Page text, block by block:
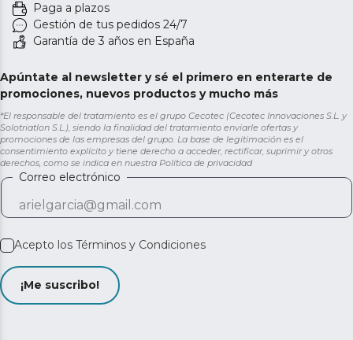
Paga a plazos
Gestión de tus pedidos 24/7
Garantía de 3 años en España
Apúntate al newsletter y sé el primero en enterarte de
promociones, nuevos productos y mucho más
*El responsable del tratamiento es el grupo Cecotec (Cecotec Innovaciones S.L. y
Solotriatlon S.L.), siendo la finalidad del tratamiento enviarle ofertas y
promociones de las empresas del grupo. La base de legitimación es el
consentimiento explícito y tiene derecho a acceder, rectificar, suprimir y otros
derechos, como se indica en nuestra Política de privacidad
Correo electrónico
Acepto los Términos y Condiciones
¡Me suscribo!